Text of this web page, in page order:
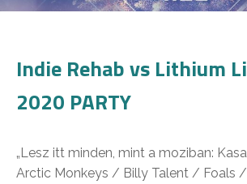
Indie Rehab vs Lithium
2020 PARTY
„Lesz itt minden, mint a moziban:
Arctic Monkeys / Billy Talent / Foals